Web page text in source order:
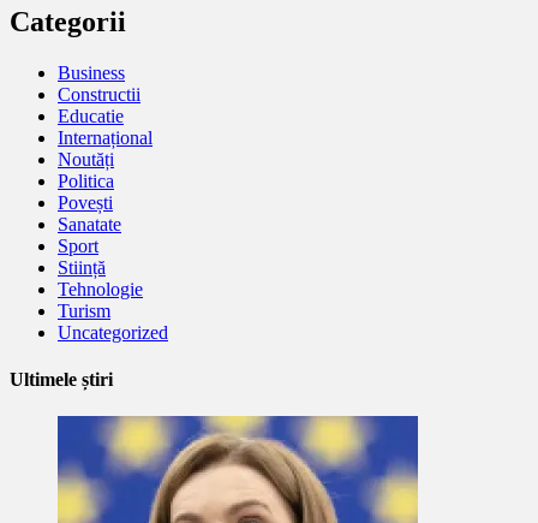
Categorii
Business
Constructii
Educatie
Internațional
Noutăți
Politica
Povești
Sanatate
Sport
Stiință
Tehnologie
Turism
Uncategorized
Ultimele știri